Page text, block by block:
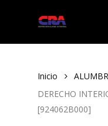
Inicio
DERECHO
[924062B000]